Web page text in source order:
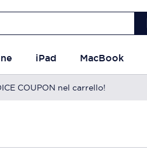
iPad MacBook
COUPON nel carrello!